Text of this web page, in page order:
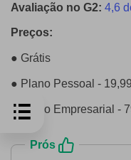
Avaliação no G2: 4,6
Preços:
● Grátis
● Plano Pessoal -
● Plano Empresarial -
Prós